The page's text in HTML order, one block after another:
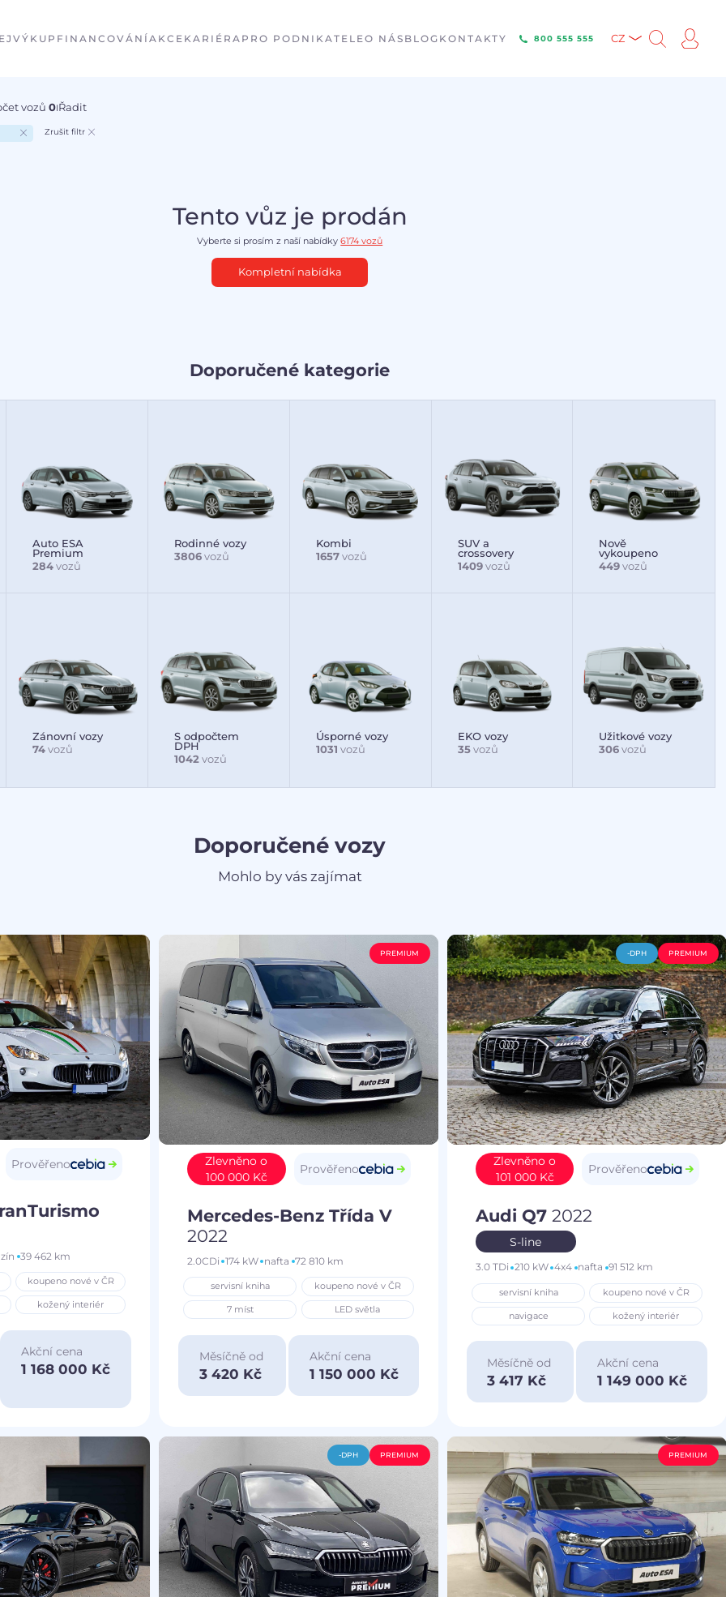
VÝKUP FINANCOVÁNÍAKCE KARIÉRA PRO PODNIKATELE O NÁS BLOG KONTAKTY 800 555 555 CZ
vozů 0IŘadit
Zrušit filtr
Tento vůz je prodán
Vyberte si prosím z naší nabídky6174 vozů
Kompletní nabídka
Doporučené kategorie
Auto ESA
Premium
284 vozů
Rodinné vozy
3806 vozů
Kombi
1657vozů
SUV a
crossovery
1409vozů
Nově
vykoupeno
449 vozů
Zánovní vozy
74 vozů
S odpočtem
DPH
1042 vozů
Úsporné vozy
1031 vozů
EKO vozy
35vozů
Užitkové vozy
306 vozů
Doporučené vozy
Mohlo by vás zajímat
Prověřeno
39 462 km
koupeno nové v ČR
kožený interiér
Akční cena
1 168 000 Kč
PREMIUM
Zlevněno o
100 000 Kč
Prověřeno
Mercedes-Benz Třída V
2022
2.0CDi 174 kW nafta 72 810 km
servisní kniha koupeno nové v ČR
7 míst LED světla
Měsíčně od
3 420 Kč
Akční cena
1 150 000 Kč
-DPH PREMIUM
Zlevněno o
101 000 Kč
Prověřeno
Audi Q7 2022
S-line
3.0 TDi 210 kW 4x4 nafta 91 512 km
servisní kniha koupeno nové v ČR
navigace kožený interiér
Měsíčně od
3 417 Kč
Akční cena
1 149 000 Kč
-DPH PREMIUM PREMIUM